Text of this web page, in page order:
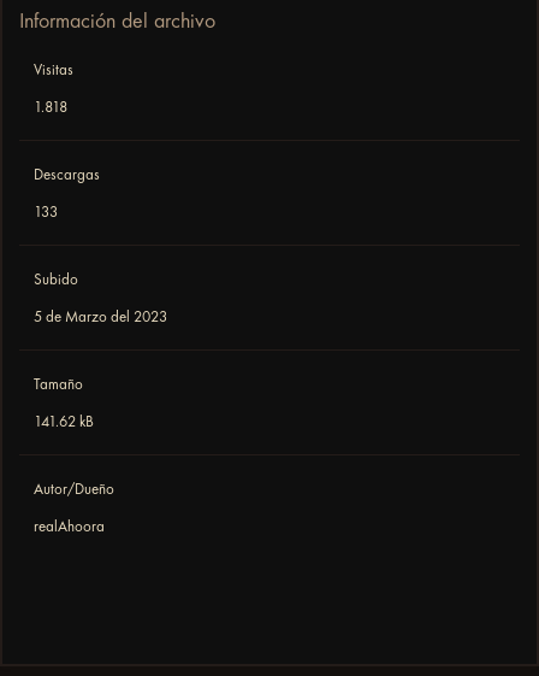
Información del archivo
Visitas
1.818
Descargas
133
Subido
5 de Marzo del 2023
Tamaño
141.62 kB
Autor/Dueño
realAhoora